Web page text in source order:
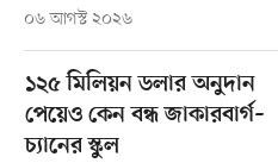
০৬ আগস্ট ২০২৬
১২৫ মিলিয়ন ডলার অনুদান
পেয়েও কেন বন্ধ জাকারবার্গ–
চ্যানের স্কুল